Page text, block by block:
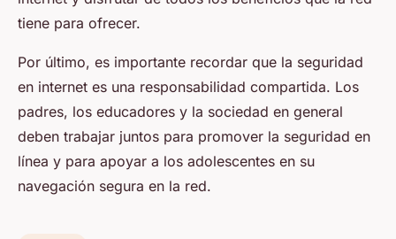
tiene para ofrecer.
Por último, es importante recordar que la seguridad
en internet es una responsabilidad compartida. Los
padres, los educadores y la sociedad en general
deben trabajar juntos para promover la seguridad en
línea y para apoyar a los adolescentes en su
navegación segura en la red.